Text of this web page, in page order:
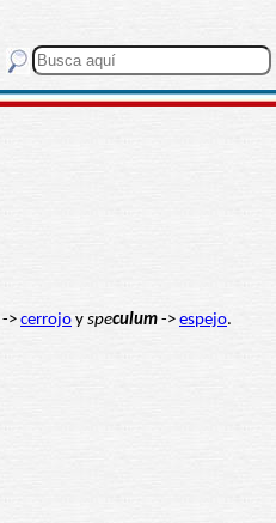
-> cerrojo y speculum -> espejo.